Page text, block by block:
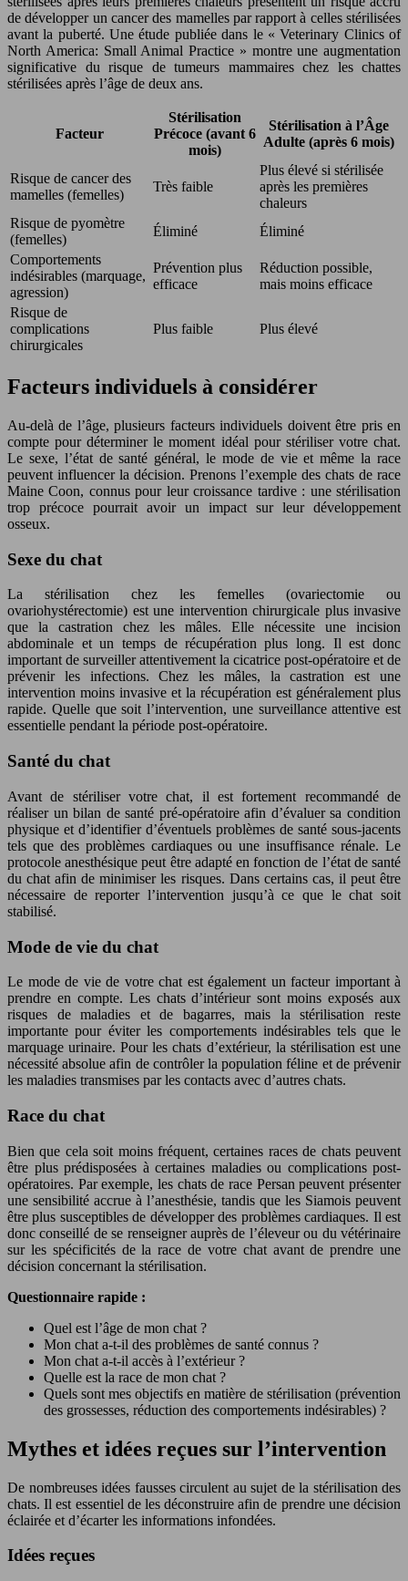
de développer un cancer des mamelles par rapport à celles stérilisées
avant la puberté. Une étude publiée dans le « Veterinary Clinics of
North America: Small Animal Practice » montre une augmentation
significative du risque de tumeurs mammaires chez les chattes
stérilisées après l’âge de deux ans.
Facteur
Stérilisation
Précoce (avant 6
mois)
Stérilisation à l’Âge
Adulte (après 6 mois)
Risque de cancer des
mamelles (femelles)
Très faible
Plus élevé si stérilisée
après les premières
chaleurs
Risque de pyomètre
(femelles)
Éliminé
Éliminé
Comportements
indésirables (marquage,
agression)
Prévention plus
efficace
Réduction possible,
mais moins efficace
Risque de
complications
chirurgicales
Plus faible Plus élevé
Facteurs individuels à considérer
Au-delà de l’âge, plusieurs facteurs individuels doivent être pris en
compte pour déterminer le moment idéal pour stériliser votre chat.
Le sexe, l’état de santé général, le mode de vie et même la race
peuvent influencer la décision. Prenons l’exemple des chats de race
Maine Coon, connus pour leur croissance tardive : une stérilisation
trop précoce pourrait avoir un impact sur leur développement
osseux.
Sexe du chat
La stérilisation chez les femelles (ovariectomie ou
ovariohystérectomie) est une intervention chirurgicale plus invasive
que la castration chez les mâles. Elle nécessite une incision
abdominale et un temps de récupération plus long. Il est donc
important de surveiller attentivement la cicatrice post-opératoire et de
prévenir les infections. Chez les mâles, la castration est une
intervention moins invasive et la récupération est généralement plus
rapide. Quelle que soit l’intervention, une surveillance attentive est
essentielle pendant la période post-opératoire.
Santé du chat
Avant de stériliser votre chat, il est fortement recommandé de
réaliser un bilan de santé pré-opératoire afin d’évaluer sa condition
physique et d’identifier d’éventuels problèmes de santé sous-jacents
tels que des problèmes cardiaques ou une insuffisance rénale. Le
protocole anesthésique peut être adapté en fonction de l’état de santé
du chat afin de minimiser les risques. Dans certains cas, il peut être
nécessaire de reporter l’intervention jusqu’à ce que le chat soit
stabilisé.
Mode de vie du chat
Le mode de vie de votre chat est également un facteur important à
prendre en compte. Les chats d’intérieur sont moins exposés aux
risques de maladies et de bagarres, mais la stérilisation reste
importante pour éviter les comportements indésirables tels que le
marquage urinaire. Pour les chats d’extérieur, la stérilisation est une
nécessité absolue afin de contrôler la population féline et de prévenir
les maladies transmises par les contacts avec d’autres chats.
Race du chat
Bien que cela soit moins fréquent, certaines races de chats peuvent
être plus prédisposées à certaines maladies ou complications post-
opératoires. Par exemple, les chats de race Persan peuvent présenter
une sensibilité accrue à l’anesthésie, tandis que les Siamois peuvent
être plus susceptibles de développer des problèmes cardiaques. Il est
donc conseillé de se renseigner auprès de l’éleveur ou du vétérinaire
sur les spécificités de la race de votre chat avant de prendre une
décision concernant la stérilisation.
Questionnaire rapide :
Quel est l’âge de mon chat ?
Mon chat a-t-il des problèmes de santé connus ?
Mon chat a-t-il accès à l’extérieur ?
Quelle est la race de mon chat ?
Quels sont mes objectifs en matière de stérilisation (prévention
des grossesses, réduction des comportements indésirables) ?
Mythes et idées reçues sur l’intervention
De nombreuses idées fausses circulent au sujet de la stérilisation des
chats. Il est essentiel de les déconstruire afin de prendre une décision
éclairée et d’écarter les informations infondées.
Idées reçues